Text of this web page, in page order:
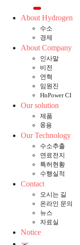
Toggle
About Hydrogen
수소
경제
About Company
인사말
비전
연혁
임원진
HnPower CI
Our solution
제품
응용
Our Technology
수소추출
연료전지
특허현황
수행실적
Contact
오시는 길
온라인 문의
뉴스
자료실
Notice